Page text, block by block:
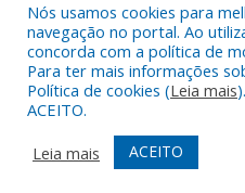
Todos os direitos reservados a
Mapa do Site
Acessar Área
Acessar Webmail
Nós usamos cookies para
navegação no portal. Ao
concorda com a política de
Para ter mais informações
Política de cookies (Leia mais
ACEITO.
Leia mais
ACEITO